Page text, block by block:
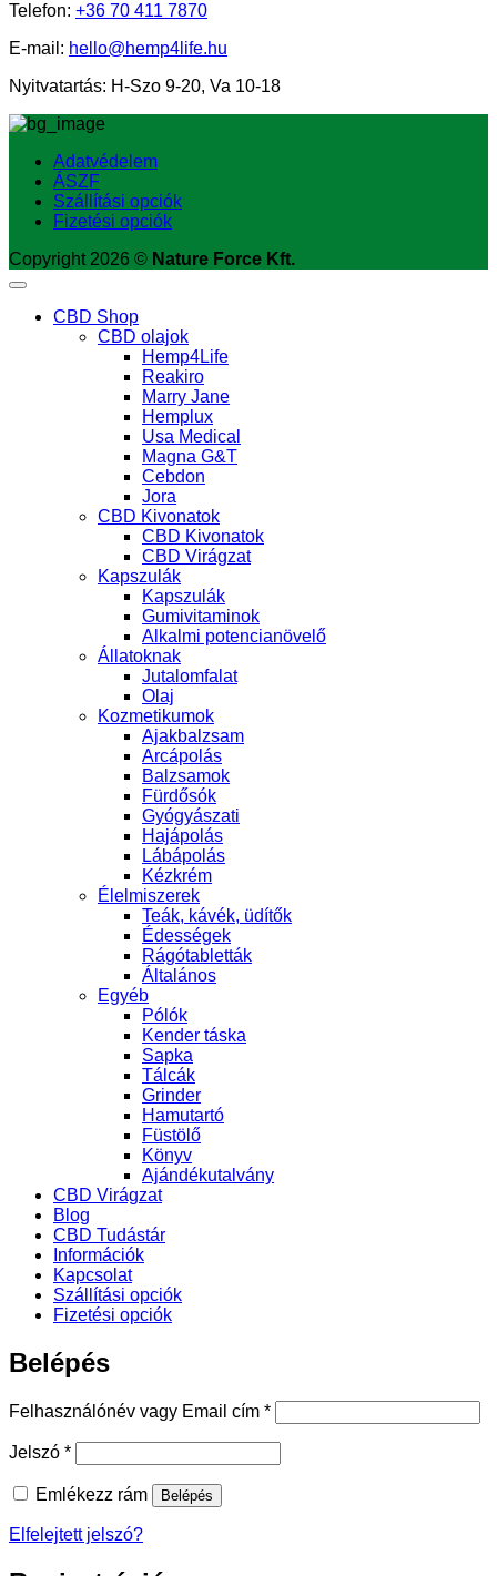
Telefon: +36 70 411 7870
E-mail: hello@hemp4life.hu
Nyitvatartás: H-Szo 9-20, Va 10-18
Adatvédelem
ÁSZF
Szállítási opciók
Fizetési opciók
Copyright 2026 © Nature Force Kft.
CBD Shop
CBD olajok
Hemp4Life
Reakiro
Marry Jane
Hemplux
Usa Medical
Magna G&T
Cebdon
Jora
CBD Kivonatok
CBD Kivonatok
CBD Virágzat
Kapszulák
Kapszulák
Gumivitaminok
Alkalmi potencianövelő
Állatoknak
Jutalomfalat
Olaj
Kozmetikumok
Ajakbalzsam
Arcápolás
Balzsamok
Fürdősók
Gyógyászati
Hajápolás
Lábápolás
Kézkrém
Élelmiszerek
Teák, kávék, üdítők
Édességek
Rágótabletták
Általános
Egyéb
Pólók
Kender táska
Sapka
Tálcák
Grinder
Hamutartó
Füstölő
Könyv
Ajándékutalvány
CBD Virágzat
Blog
CBD Tudástár
Információk
Kapcsolat
Szállítási opciók
Fizetési opciók
Belépés
Felhasználónév vagy Email cím *Kötelező
Jelszó *Kötelező
Emlékezz rám Belépés
Elfelejtett jelszó?